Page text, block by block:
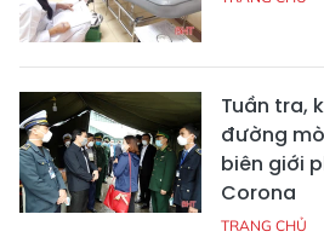
Tuần tra,
đường
biên giới
Corona
TRANG CHỦ